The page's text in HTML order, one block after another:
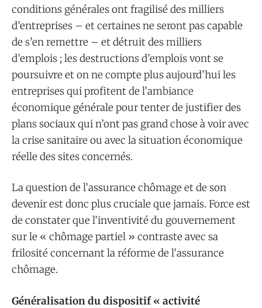
conditions générales ont fragilisé des milliers
d’entreprises – et certaines ne seront pas capable
de s’en remettre – et détruit des milliers
d’emplois ; les destructions d’emplois vont se
poursuivre et on ne compte plus aujourd’hui les
entreprises qui profitent de l’ambiance
économique générale pour tenter de justifier des
plans sociaux qui n’ont pas grand chose à voir avec
la crise sanitaire ou avec la situation économique
réelle des sites concernés.
La question de l’assurance chômage et de son
devenir est donc plus cruciale que jamais. Force est
de constater que l’inventivité du gouvernement
sur le « chômage partiel » contraste avec sa
frilosité concernant la réforme de l’assurance
chômage.
Généralisation du dispositif « activité